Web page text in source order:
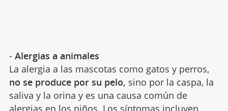
- Alergias a animales
La alergia a las mascotas como gatos y perros,
no se produce por su pelo, sino por la caspa, la
saliva y la orina y es una causa común de
alergias en los niños. Los síntomas incluyen